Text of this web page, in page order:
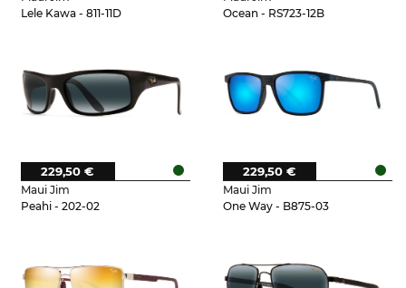
Lele Kawa - 811-11D
Ocean - RS723-12B
Maui Jim
Peahi - 202-02
229,50 €
Maui Jim
One Way - B875-03
229,50 €